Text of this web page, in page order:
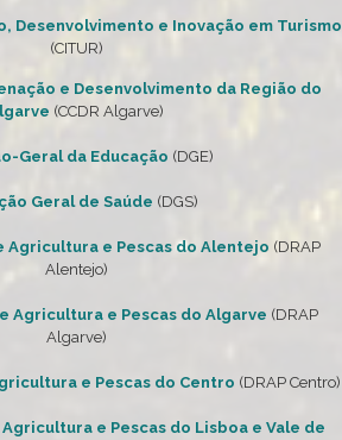
Desenvolvimento e Inovação em Turismo
(CITUR)
e Desenvolvimento da Região do
(CCDR Algarve)
Geral da Educação (DGE)
Geral de Saúde (DGS)
Agricultura e Pescas do Alentejo (DRAP
Alentejo)
Agricultura e Pescas do Algarve (DRAP
Algarve)
e Pescas do Centro (DRAP Centro)
e Pescas do Lisboa e Vale de